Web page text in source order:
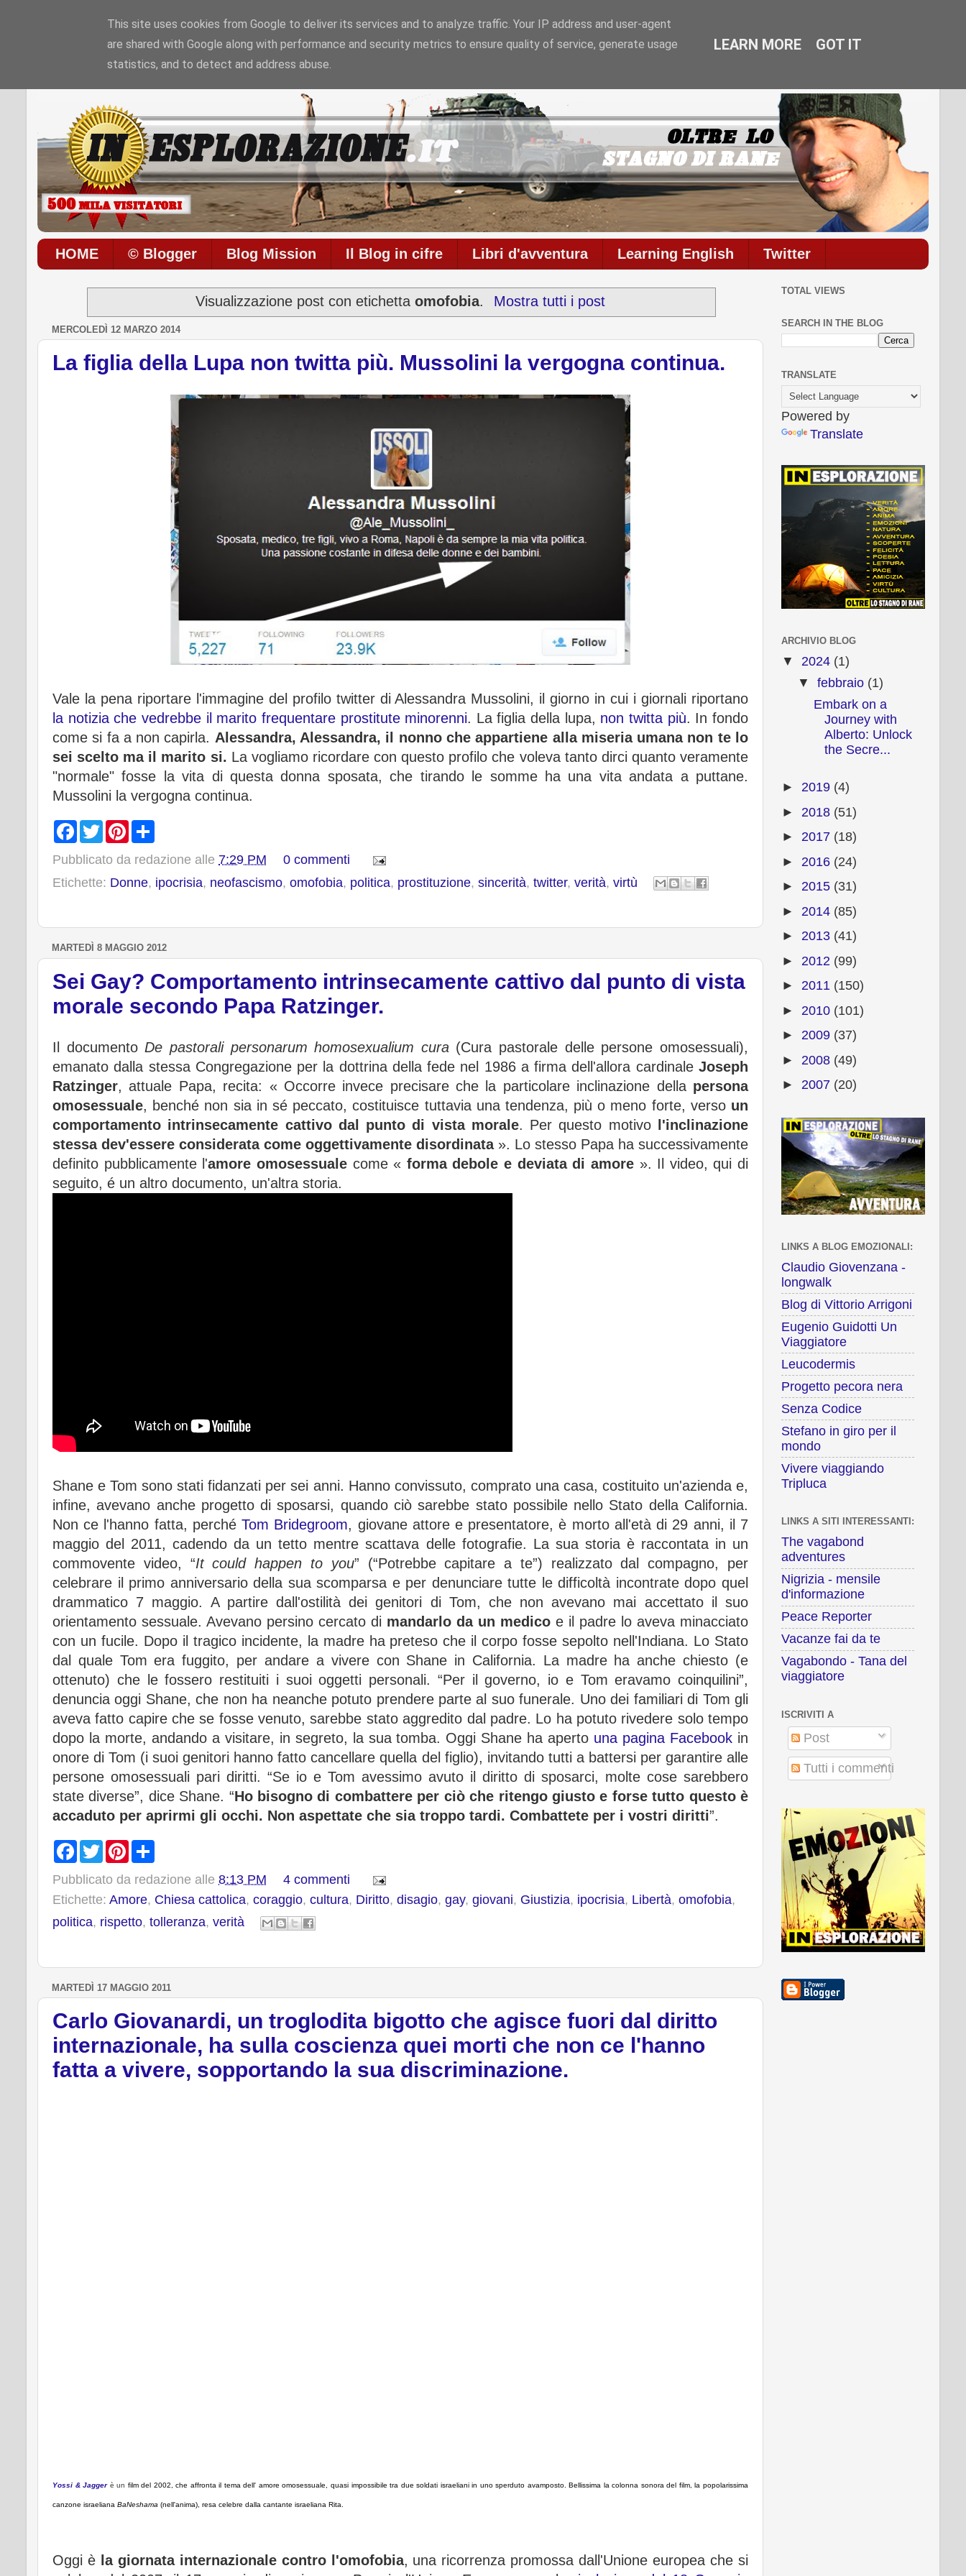
5:29:16 AMdiGiovedì 06 / 08 / 2026Il blog è in onda da
HOME © Blogger Blog Mission Il Blog in cifre Libri d'avventura Learning English Twitter
Visualizzazione post con etichettaomofobia. Mostra tutti i post
MERCOLEDÌ 12 MARZO 2014
La figlia della Lupa non twitta più. Mussolini la vergogna continua.
Vale la pena riportare l'immagine del profilo twitter di Alessandra Mussolini, il giorno in cui i giornali riportano
la notizia che vedrebbe il marito frequentare prostitute minorenni. La figlia della lupa, non twitta più. In fondo
come si fa a non capirla. Alessandra, Alessandra, il nonno che appartiene alla miseria umana non te lo
sei scelto ma il marito si. La vogliamo ricordare con questo profilo che voleva tanto dirci quanto veramente
"normale" fosse
la vita di questa donna sposata, che tirando le somme ha una vita andata a puttane.
Mussolini la vergogna continua.
F
a
e
o
T
w
t
e
P
t
r
r
Pubblicato da redazione alle 7:29 PM
0 commenti
Etichette: Donne, ipocrisia, neofascismo, omofobia, politica, prostituzione, sincerità, twitter, verità, virtù
MARTEDÌ 8 MAGGIO 2012
Sei Gay? Comportamento intrinsecamente cattivo dal punto di vista
morale secondo Papa Ratzinger.
Il documento De pastorali personarum homosexualium cura(Cura pastorale delle persone omosessuali),
emanato dalla stessa Congregazione per la dottrina della fede nel 1986 a firma dell'allora cardinale Joseph
Ratzinger, attuale Papa, recita: « Occorre invece precisare che la particolare inclinazione della persona
omosessuale, benché non sia in sé peccato, costituisce tuttavia una tendenza, più o meno forte, verso un
comportamento intrinsecamente cattivo dal punto di vista morale. Per questo motivo
l'inclinazione
stessa dev'essere considerata come oggettivamente disordinata». Lo stesso Papa ha successivamente
definito pubblicamente l'amore omosessualecome « forma debole e deviata di amore ». Il video, qui di
seguito, é un altro documento, un'altra storia.
Shane e Tom sono stati fidanzati per sei anni. Hanno convissuto, comprato una casa, costituito un'azienda e,
infine, avevano anche progetto di sposarsi, quando ciò sarebbe stato possibile nello Stato della California.
Non ce l'hanno fatta, perchéTom Bridegroom, giovane attore e presentatore, è morto all'età di 29 anni, il 7
maggio del 2011, cadendo da un tetto mentre scattava delle fotografie. La sua storia è raccontata in un
commovente video, “It could happen to you” (“Potrebbe capitare a te”) realizzato dal compagno, per
celebrare il primo anniversario della sua scomparsa e per denunciare tutte le difficoltà incontrate dopo quel
drammatico 7 maggio. A partire dall'ostilità dei genitori di Tom, che non avevano mai accettato il suo
orientamento sessuale. Avevano persino cercato di mandarlo da un medico e il padre lo aveva minacciato
con un fucile. Dopo il tragico incidente, la madre ha preteso che il corpo fosse sepolto nell'Indiana. Lo Stato
dal quale Tom era fuggito, per andare a vivere con Shane in California. La madre ha anche chiesto (e
ottenuto) che le fossero restituiti i suoi oggetti personali. “Per il governo, io e Tom eravamo coinquilini”,
denuncia oggi Shane, che non ha neanche potuto prendere parte al suo funerale. Uno dei familiari di Tom gli
aveva fatto capire che se fosse venuto, sarebbe stato aggredito dal padre. Lo ha potuto rivedere solo tempo
dopo la morte, andando a visitare, in segreto, la sua tomba. Oggi Shane ha aperto una pagina Facebook in
onore di Tom (i suoi genitori hanno fatto cancellare quella del figlio), invitando tutti a battersi per garantire alle
persone omosessuali pari diritti. “Se io e Tom avessimo avuto il diritto di sposarci, molte cose sarebbero
state diverse”, dice Shane. “Ho bisogno di combattere per ciò che ritengo giusto e forse tutto questo è
accaduto per aprirmi gli occhi. Non aspettate che sia troppo tardi. Combattete per i vostri diritti”.
F
a
e
o
o
k
T
w
t
e
r
P
t
r
e
s
r
Pubblicato da redazione alle 8:13 PM
4 commenti
Etichette: Amore, Chiesa cattolica, coraggio, cultura, Diritto, disagio, gay, giovani, Giustizia, ipocrisia, Libertà, omofobia,
politica, rispetto, tolleranza, verità
MARTEDÌ 17 MAGGIO 2011
Carlo Giovanardi, un troglodita bigotto che agisce fuori dal diritto
internazionale, ha sulla coscienza quei morti che non ce l'hanno
fatta a vivere, sopportando la sua discriminazione.
Yossi & Jaggerè un film del 2002, che affronta il tema dell' amore omosessuale, quasi impossibile tra due soldati israeliani in uno sperduto avamposto. Bellissima la colonna sonora del film, la popolarissima
canzone israeliana BaNeshama (nell'anima), resa celebre dalla cantante israeliana Rita.
Oggi è la giornata internazionale contro l'omofobia, una ricorrenza promossa dall'Unione europea che si
TOTAL VIEWS
SEARCH IN THE BLOG
TRANSLATE
Powered by
Translate
ARCHIVIO BLOG
▼ 2024 (1)
▼ febbraio (1)
Embark on a
Journey with
Alberto: Unlock
the Secre...
► 2019 (4)
► 2018 (51)
► 2017 (18)
► 2016 (24)
► 2015 (31)
► 2014 (85)
► 2013 (41)
► 2012 (99)
► 2011 (150)
► 2010 (101)
► 2009 (37)
► 2008 (49)
► 2007 (20)
LINKS A BLOG EMOZIONALI:
Claudio Giovenzana -
longwalk
Blog di Vittorio Arrigoni
Eugenio Guidotti Un
Viaggiatore
Leucodermis
Progetto pecora nera
Senza Codice
Stefano in giro per il
mondo
Vivere viaggiando
Tripluca
LINKS A SITI INTERESSANTI:
The vagabond
adventures
Nigrizia - mensile
d'informazione
Peace Reporter
Vacanze fai da te
Vagabondo - Tana del
viaggiatore
ISCRIVITI A
Post
Tutti i commenti
This site uses cookies from Google to deliver its services and to analyze traffic. Your IP address and user-agent
are shared with Google along with performance and security metrics to ensure quality of service, generate usage
statistics, and to detect and address abuse.
LEARN MORE GOT IT